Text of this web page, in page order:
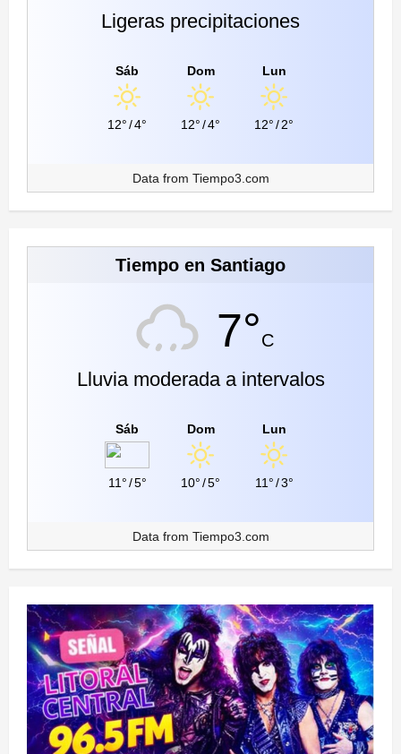
Ligeras precipitaciones
Sáb
12°/4°
Dom
12°/4°
Lun
12°/2°
Data from Tiempo3.com
Tiempo en Santiago
7°C
Lluvia moderada a intervalos
Sáb
11°/5°
Dom
10°/5°
Lun
11°/3°
Data from Tiempo3.com